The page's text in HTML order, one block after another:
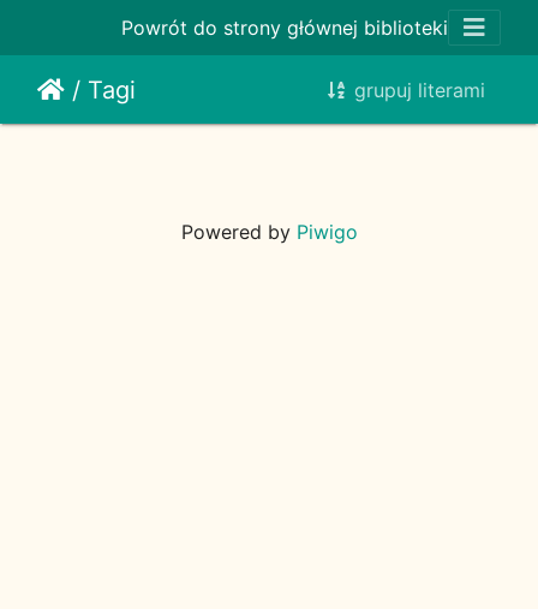
Powrót do strony głównej biblioteki
/ Tagi grupuj literami
Powered by Piwigo